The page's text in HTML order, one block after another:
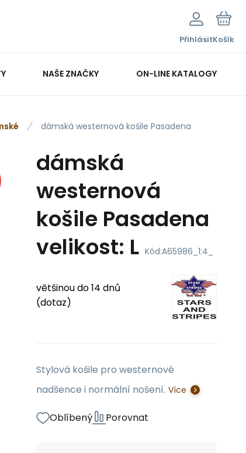
PřihlásitKošík
NAŠE ZNAČKY ON-LINE KATALOGY
dámská westernová košile Pasadena
dámská
westernová
košile Pasadena
velikost: L Kód:A65986_1:4_
většinou do 14 dnů
(dotaz)
Stylová košile pro westernové
nadšence i normální nošení. Více
Oblíbený Porovnat